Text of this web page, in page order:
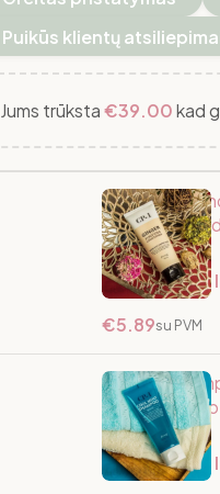
Puikūs klientų
Jums trūksta€39.00kad
Valomasis
Purifying
€5.89su PVM
Sandėlyje
Šaldantis
Mint
Sandėlyje